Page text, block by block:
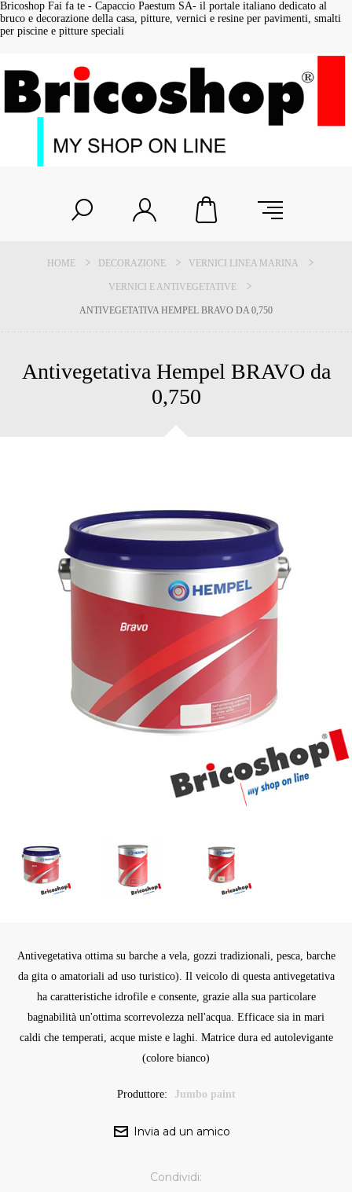
Bricoshop Fai fa te - Capaccio Paestum SA- il portale italiano dedicato al
bruco e decorazione della casa, pitture, vernici e resine per pavimenti, smalti
per piscine e pitture speciali
HOME DECORAZIONE VERNICI LINEA MARINA
VERNICI E ANTIVEGETATIVE
ANTIVEGETATIVA HEMPEL BRAVO DA 0,750
Antivegetativa Hempel BRAVO da
0,750
Antivegetativa ottima su barche a vela, gozzi tradizionali, pesca, barche
da gita o amatoriali ad uso turistico). Il veicolo di questa antivegetativa
ha caratteristiche idrofile e consente, grazie alla sua particolare
bagnabilità un'ottima scorrevolezza nell'acqua. Efficace sia in mari
caldi che temperati, acque miste e laghi. Matrice dura ed autolevigante
(colore bianco)
Produttore: Jumbo paint
Condividi: